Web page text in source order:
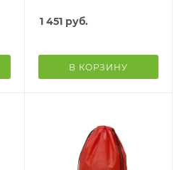
1 451 руб.
В КОРЗИНУ